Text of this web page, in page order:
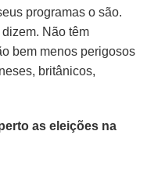
programas o são.
Não têm
bem menos perigosos
britânicos,
as eleições na